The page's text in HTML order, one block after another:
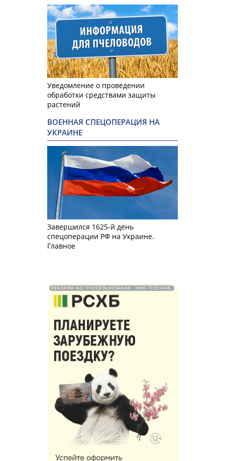
Уведомление о проведении
обработки средствами защиты
растений
ВОЕННАЯ СПЕЦОПЕРАЦИЯ НА
УКРАИНЕ
Завершился 1625-й день
спецоперации РФ на Украине.
Главное
РЕКЛАМА АО "РОССЕЛЬХОЗБАНК". ИНН 772511448.